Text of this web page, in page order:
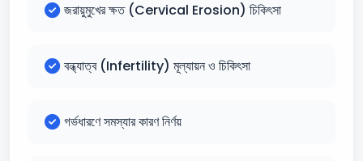
জরায়ুমুখের ক্ষত (Cervical Erosion) চিকিৎসা
বন্ধ্যাত্ব (Infertility) মূল্যায়ন ও চিকিৎসা
গর্ভধারণে সমস্যার কারণ নির্ণয়